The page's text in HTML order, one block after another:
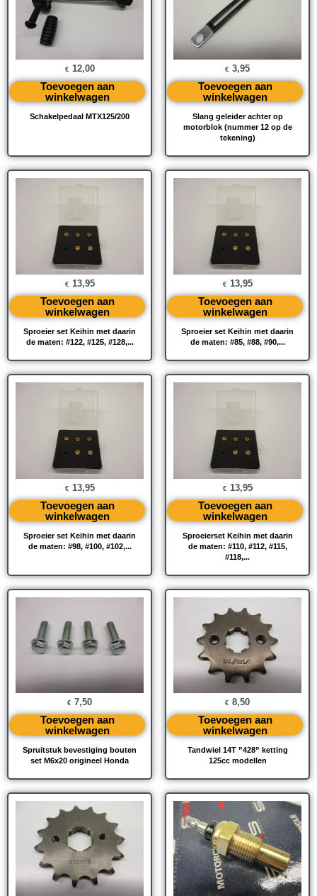
Schakelpedaal MTX125/200
€ 12,00
Toevoegen aan
winkelwagen
Slang geleider achter op
motorblok (nummer 12 op de
tekening)
€ 3,95
Toevoegen aan
winkelwagen
Sproeier set Keihin met daarin
de maten: #122, #125, #128,...
€ 13,95
Toevoegen aan
winkelwagen
Sproeier set Keihin met daarin
de maten: #85, #88, #90,...
€ 13,95
Toevoegen aan
winkelwagen
Sproeier set Keihin met daarin
de maten: #98, #100, #102,...
€ 13,95
Toevoegen aan
winkelwagen
Sproeierset Keihin met daarin
de maten: #110, #112, #115,
#118,...
€ 13,95
Toevoegen aan
winkelwagen
Spruitstuk bevestiging bouten
set M6x20 origineel Honda
€ 7,50
Toevoegen aan
winkelwagen
Tandwiel 14T ”428” ketting
125cc modellen
€ 8,50
Toevoegen aan
winkelwagen